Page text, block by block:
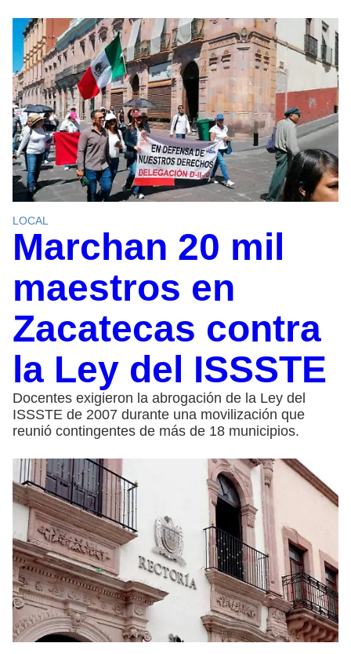
LOCAL
Marchan 20 mil
maestros en
Zacatecas contra
la Ley del ISSSTE
Docentes exigieron la abrogación de la Ley del
ISSSTE de 2007 durante una movilización que
reunió contingentes de más de 18 municipios.